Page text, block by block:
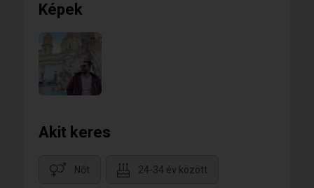
Képek
Akit keres
Nőt 24-34 év között